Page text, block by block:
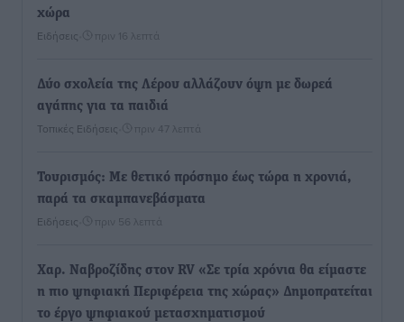
χώρα
Ειδήσεις πριν 16 λεπτά
Δύο σχολεία της Λέρου αλλάζουν όψη με δωρεά
αγάπης για τα παιδιά
Τοπικές Ειδήσεις πριν 47 λεπτά
Τουρισμός: Με θετικό πρόσημο έως τώρα η χρονιά,
παρά τα σκαμπανεβάσματα
Ειδήσεις πριν 56 λεπτά
Χαρ. Ναβροζίδης στον RV «Σε τρία χρόνια θα είμαστε
η πιο ψηφιακή Περιφέρεια της χώρας» Δημοπρατείται
το έργο ψηφιακού μετασχηματισμού